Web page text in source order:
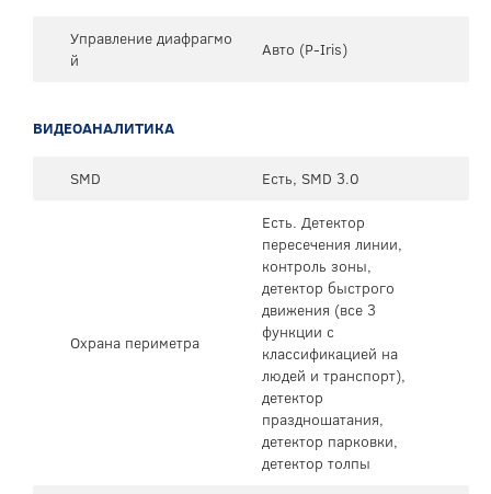
Управление диафрагмо
й
Авто (P-Iris)
ВИДЕОАНАЛИТИКА
SMD Есть, SMD 3.0
Охрана периметра
Есть. Детектор
пересечения линии,
контроль зоны,
детектор быстрого
движения (все 3
функции с
классификацией на
людей и транспорт),
детектор
праздношатания,
детектор парковки,
детектор толпы